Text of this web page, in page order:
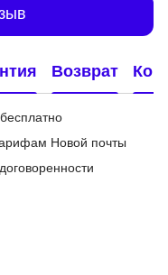
Возврат
Новой почты